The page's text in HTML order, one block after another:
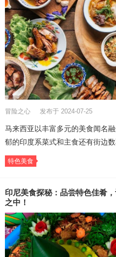
冒险之心 发布于 2024-07-25
马来西亚以丰富多元的美食闻名
郁的印度系菜式和主食还有街边
特色美食
印尼美食探秘：品尝特色佳肴
之中！